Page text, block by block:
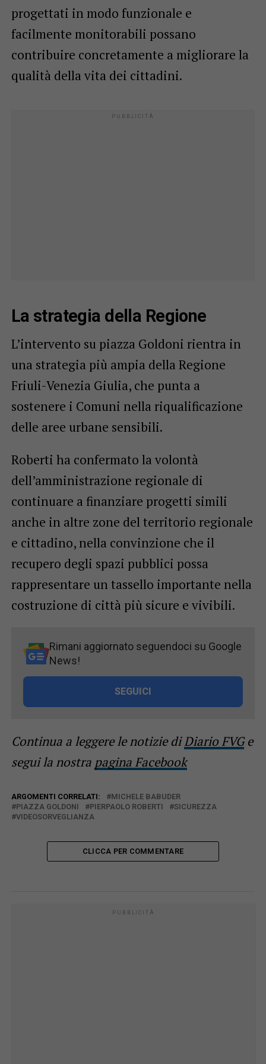
progettati in modo funzionale e
facilmente monitorabili possano
contribuire concretamente a migliorare la
qualità della vita dei cittadini.
La strategia della Regione
L’intervento su piazza Goldoni rientra in
una strategia più ampia della Regione
Friuli-Venezia Giulia, che punta a
sostenere i Comuni nella riqualificazione
delle aree urbane sensibili.
Roberti ha confermato la volontà
dell’amministrazione regionale di
continuare a finanziare progetti simili
anche in altre zone del territorio regionale
e cittadino, nella convinzione che il
recupero degli spazi pubblici possa
rappresentare un tassello importante nella
costruzione di città più sicure e vivibili.
Rimani aggiornato seguendoci su Google
News!
SEGUICI
Continua a leggere le notizie diDiario FVGe
segui la nostra pagina Facebook
ARGOMENTI CORRELATI:
MICHELE BABUDER
PIAZZA GOLDONI
PIERPAOLO ROBERTI
SICUREZZA
VIDEOSORVEGLIANZA
CLICCA PER COMMENTARE
PUBBLICITÀ